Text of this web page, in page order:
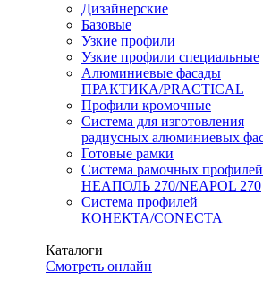
Дизайнерские
Базовые
Узкие профили
Узкие профили специальные
Алюминиевые фасады
ПРАКТИКА/PRACTICAL
Профили кромочные
Система для изготовления
радиусных алюминиевых
Готовые рамки
Система рамочных профилей
НЕАПОЛЬ 270/NEAPOL 270
Система профилей
КОНЕКТА/CONECTA
Каталоги
Смотреть онлайн